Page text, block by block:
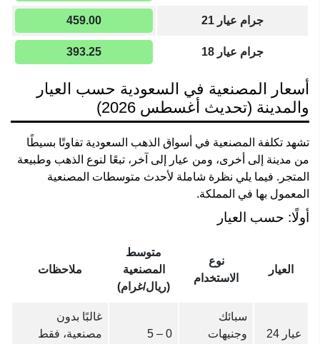
جرام عيار 21 459.00
جرام عيار 18 393.25
أسعار المصنعية في السعودية حسب العيار
والمدينة (تحديث أغسطس 2026)
تشهد تكلفة المصنعية في أسواق الذهب السعودية تفاوتًا بسيطًا
من مدينة إلى أخرى، ومن عيار إلى آخر، تبعًا لنوع الذهب وطبيعة
المتجر. فيما يلي نظرة شاملة لأحدث متوسطات المصنعية
المعمول بها في المملكة.
أولًا: حسب العيار
العيار
نوع
الاستخدام
متوسط
المصنعية
(ريال/غرام)
ملاحظات
عيار 24
سبائك
وجنيهات
0 – 5
غالبًا بدون
مصنعية، فقط